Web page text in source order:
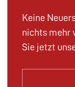
Keine
nichts mehr
Sie jetzt